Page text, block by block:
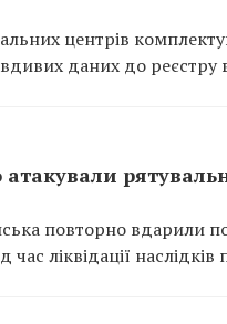
центрів
даних до реєстру
повторно вдарили
ліквідації